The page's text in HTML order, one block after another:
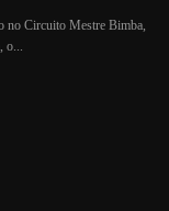
no Circuito Mestre Bimba,
o...